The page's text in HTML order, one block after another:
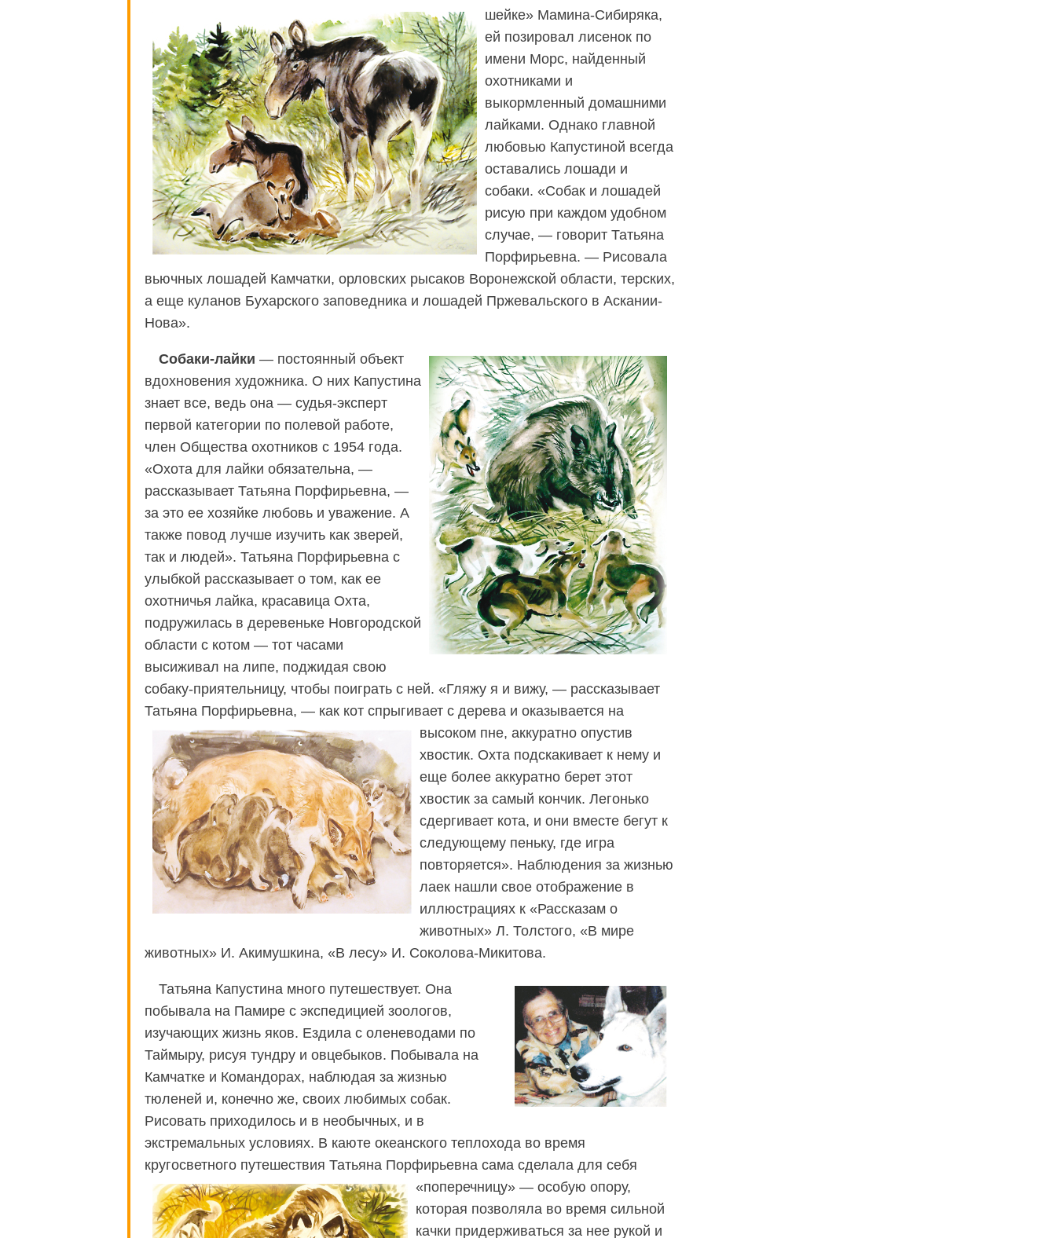
шейке» Мамина-Сибиряка,
ей позировал лисенок по
имени Морс, найденный
охотниками и
выкормленный домашними
лайками. Однако главной
любовью Капустиной всегда
оставались лошади и
собаки. «Собак и лошадей
рисую при каждом удобном
случае, — говорит Татьяна
Порфирьевна. — Рисовала
вьючных лошадей Камчатки, орловских рысаков Воронежской области, терских,
а еще куланов Бухарского заповедника и лошадей Пржевальского в Аскании-
Нова».
Собаки-лайки — постоянный объект
вдохновения художника. О них Капустина
знает все, ведь она — судья-эксперт
первой категории по полевой работе,
член Общества охотников с 1954 года.
«Охота для лайки обязательна, —
рассказывает Татьяна Порфирьевна, —
за это ее хозяйке любовь и уважение. А
также повод лучше изучить как зверей,
так и людей». Татьяна Порфирьевна с
улыбкой рассказывает о том, как ее
охотничья лайка, красавица Охта,
подружилась в деревеньке Новгородской
области с котом — тот часами
высиживал на липе, поджидая свою
собаку-приятельницу, чтобы поиграть с ней. «Гляжу я и вижу, — рассказывает
Татьяна Порфирьевна, — как кот спрыгивает с дерева и оказывается на
высоком пне, аккуратно опустив
хвостик. Охта подскакивает к нему и
еще более аккуратно берет этот
хвостик за самый кончик. Легонько
сдергивает кота, и они вместе бегут к
следующему пеньку, где игра
повторяется». Наблюдения за жизнью
лаек нашли свое отображение в
иллюстрациях к «Рассказам о
животных» Л. Толстого, «В мире
животных» И. Акимушкина, «В лесу» И. Соколова-Микитова.
Татьяна Капустина много путешествует. Она
побывала на Памире с экспедицией зоологов,
изучающих жизнь яков. Ездила с оленеводами по
Таймыру, рисуя тундру и овцебыков. Побывала на
Камчатке и Командорах, наблюдая за жизнью
тюленей и, конечно же, своих любимых собак.
Рисовать приходилось и в необычных, и в
экстремальных условиях. В каюте океанского теплохода во время
кругосветного путешествия Татьяна Порфирьевна сама сделала для себя
«поперечницу» — особую опору,
которая позволяла во время сильной
качки придерживаться за нее рукой и